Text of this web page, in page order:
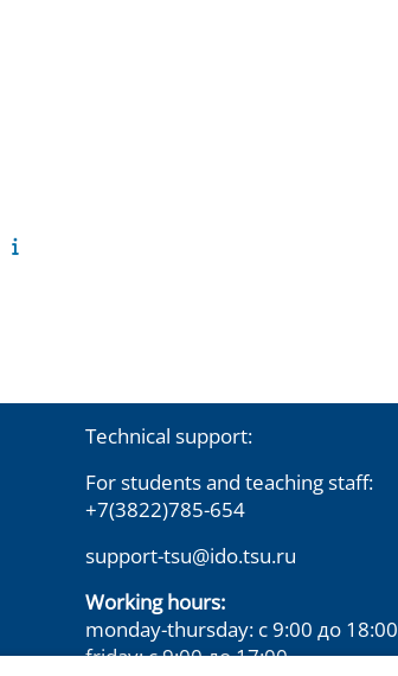
Technical support:
For students and teaching staff:
+7(3822)785-654
support-tsu@ido.tsu.ru
Working hours:
monday-thursday: с 9:00 до 18:00
friday: с 9:00 до 17:00